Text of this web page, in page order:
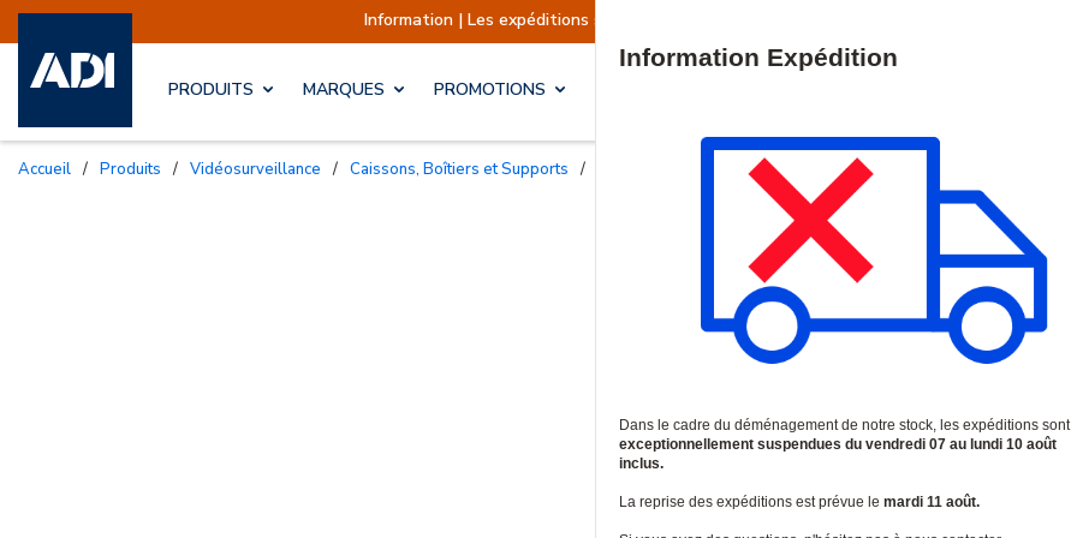
Information | Les expéditions sont actuellement suspendues
PRODUITS MARQUES PROMOTIONS
Accueil / Produits / Vidéosurveillance / Caissons, Boîtiers et Supports /